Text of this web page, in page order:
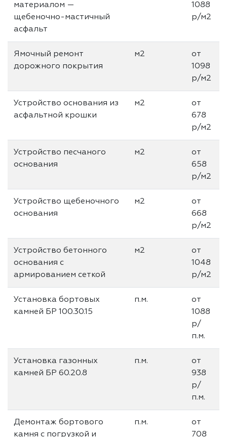
материалом —
щебеночно-мастичный
асфальт
1088
р/м2
Ямочный ремонт
дорожного покрытия
м2
от
1098
р/м2
Устройство основания из
асфальтной крошки
м2
от
678
р/м2
Устройство песчаного
основания
м2
от
658
р/м2
Устройство щебеночного
основания
м2
от
668
р/м2
Устройство бетонного
основания с
армированием сеткой
м2
от
1048
р/м2
Установка бортовых
камней БР 100.30.15
п.м.
от
1088
р/
п.м.
Установка газонных
камней БР 60.20.8
п.м.
от
938
р/
п.м.
Демонтаж бортового
камня с погрузкой и
п.м.
от
708